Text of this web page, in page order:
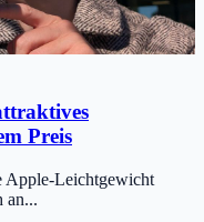
Preis
Apple-Leichtgewicht
an...